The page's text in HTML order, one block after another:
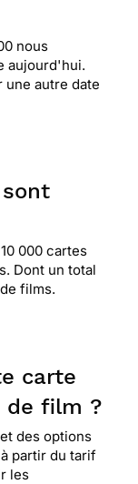
nous
aujourd'hui.
une autre date
000 cartes
Dont un total
films.
carte
de film ?
des options
partir du tarif
les